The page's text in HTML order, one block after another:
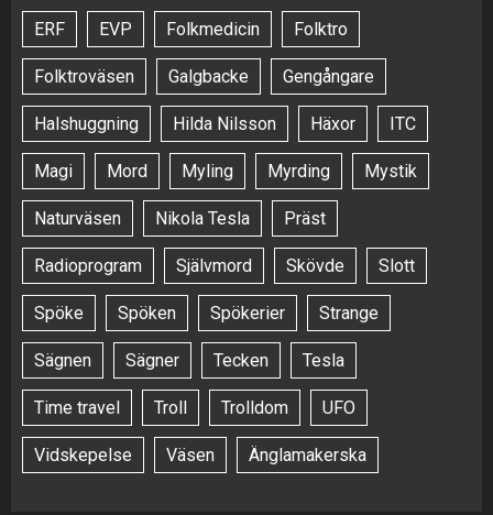
ERF EVP Folkmedicin Folktro
Folktroväsen Galgbacke Gengångare
Halshuggning Hilda Nilsson Häxor ITC
Magi Mord Myling Myrding Mystik
Naturväsen Nikola Tesla Präst
Radioprogram Självmord Skövde Slott
Spöke Spöken Spökerier Strange
Sägnen Sägner Tecken Tesla
Time travel Troll Trolldom UFO
Vidskepelse Väsen Änglamakerska